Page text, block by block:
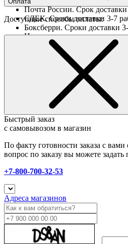
Почта России. Срок
СДЕК. Сроки доставки 3-7
Боксберри. Сроки доставки
Доставка за границу
полной предоплате
Подробные условия
Доступные способы оплаты:
Наличными при получении
Оплата он-лайн всеми
Mastercard и тд.)
Товары со скидкой отправляются
предоплате. Все подробности в
Быстрый заказ
с самовывозом в магазин
По факту готовности заказа с
вопрос по заказу вы можете задать
+7-800-700-32-53
Адреса магазинов